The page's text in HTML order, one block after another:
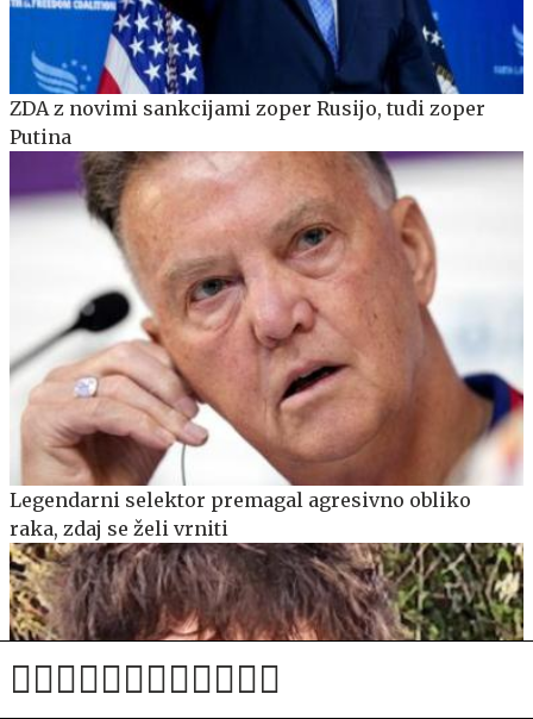
ZDA z novimi sankcijami zoper Rusijo, tudi zoper
Putina
Legendarni selektor premagal agresivno obliko
raka, zdaj se želi vrniti